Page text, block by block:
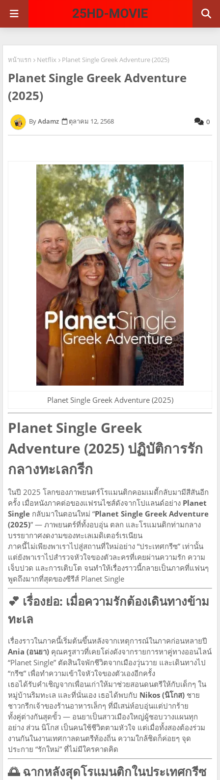
หน้าแรก Netflix Planet Single Greek Adventure (2025)
Planet Single Greek Adventure
(2025)
Adamz ตุลาคม 12, 2568 0
Planet Single Greek Adventure (2025)
Planet Single Greek
Adventure (2025) ปฏิบัติการรัก
กลางทะเลกรีก
ในปี 2025 โลกของภาพยนตร์โรแมนติกคอมเมดี้กลับมามีสีสันอีก
ครั้ง เมื่อหนังภาคต่อของแฟรนไชส์ดังจากโปแลนด์อย่าง Planet
Single กลับมาในตอนใหม่ “Planet Single Greek Adventure
(2025)” — ภาพยนตร์ที่ทั้งอบอุ่น ตลก และโรแมนติกท่ามกลาง
บรรยากาศงดงามของทะเลเมดิเตอร์เรเนียน
ภาคนี้ไม่เพียงพาเราไปสู่สถานที่ใหม่อย่าง “ประเทศกรีซ” เท่านั้น
แต่ยังพาเราไปสำรวจหัวใจของตัวละครที่เคยผ่านความรัก ความ
เจ็บปวด และการเติบโต จนทำให้เรื่องราวนี้กลายเป็นภาคที่แฟนๆ
พูดถึงมากที่สุดของซีรีส์ Planet Single
💕 เรื่องย่อ: เมื่อความรักต้องเดินทางข้าม
ทะเล
เรื่องราวในภาคนี้เริ่มต้นขึ้นหลังจากเหตุการณ์ในภาคก่อนหลายปี
Ania (อนยา) คุณครูสาวที่เคยโด่งดังจากรายการหาคู่ทางออนไลน์
“Planet Single” ตัดสินใจพักชีวิตจากเมืองวุ่นวาย และเดินทางไป
“กรีซ” เพื่อทำความเข้าใจหัวใจของตัวเองอีกครั้ง
เธอได้รับคำเชิญจากเพื่อนเก่าให้มาช่วยสอนดนตรีให้กับเด็กๆ ใน
หมู่บ้านริมทะเล และที่นั่นเอง เธอได้พบกับ Nikos (นิโกส) ชาย
ชาวกรีกเจ้าของร้านอาหารเล็กๆ ที่มีเสน่ห์อบอุ่นแต่ปากร้าย
ทั้งคู่ต่างกันสุดขั้ว — อนยาเป็นสาวเมืองใหญ่ผู้ชอบวางแผนทุก
อย่าง ส่วน นิโกส เป็นคนใช้ชีวิตตามหัวใจ แต่เมื่อทั้งสองต้องร่วม
งานกันในงานเทศกาลดนตรีท้องถิ่น ความใกล้ชิดก็ค่อยๆ จุด
ประกาย “รักใหม่” ที่ไม่มีใครคาดคิด
🌅ฉากหลังสุดโรแมนติกในประเทศกรีซ